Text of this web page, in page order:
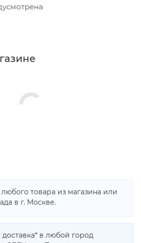
товара из магазина или
в г. Москве.
доставка* в любой город